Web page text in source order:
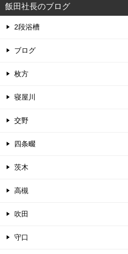
飯田社長のブログ
2段浴槽
ブログ
枚方
寝屋川
交野
四条畷
茨木
高槻
吹田
守口